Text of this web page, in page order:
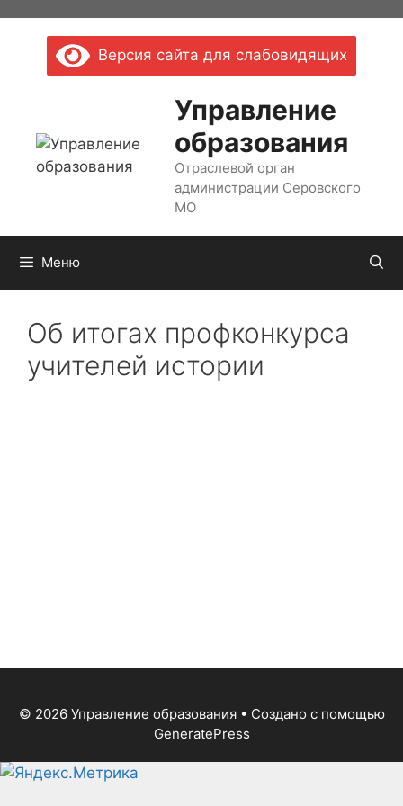
содержимомуВерсия сайта для слабовидящих
Управление
образования
Отраслевой орган
администрации Серовского
МО
Меню
Об итогах профконкурса
учителей истории
© 2026 Управление образования• Создано с помощью
GeneratePress